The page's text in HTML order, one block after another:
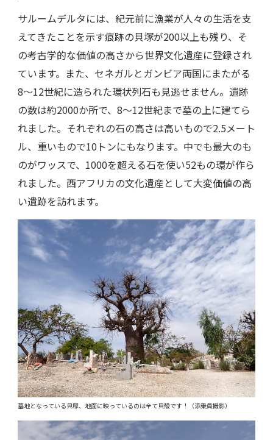
サルームデルタには、紀元前に漁業が人々の生活を支
えてきたことを示す痕跡の貝塚が200以上も残り、そ
の考古学的な価値の高さから世界文化遺産に登録され
ています。また、セネガルとガンビア両国にまたがる
8～12世紀に造られた環状列石も見逃せません。遺跡
の数は約2000か所で、8～12世紀まで墓の上に建てら
れました。それぞれの石の高さは高いもので2.5メート
ル、重いもので10トンにもなります。中でも最大のも
のがワッスで、1000を超える石を使い52もの環が作ら
れました。西アフリカの文化遺産として大変価値の高
い遺跡を訪れます。
墓地となっている貝塚、地面に映っているのは全て貝殻です！（添乗員撮影）